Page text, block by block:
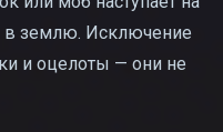
в землю. Исключение
и оцелоты — они не